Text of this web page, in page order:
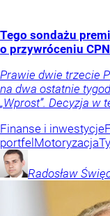
Tego sondażu
o przywróceniu CPN
Prawie dwie trzecie
na dwa ostatnie
„Wprost”. Decyzja w
Finanse i inwestycje
portfelMotoryzacja
Radosław